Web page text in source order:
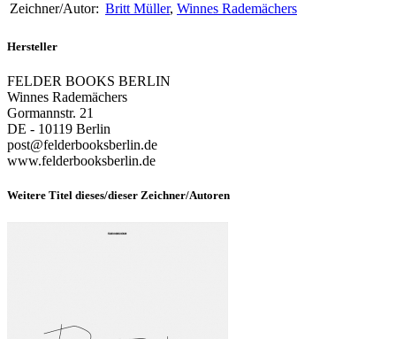
Zeichner/Autor: Britt Müller, Winnes Rademächers
Hersteller
FELDER BOOKS BERLIN
Winnes Rademächers
Gormannstr. 21
DE - 10119 Berlin
post@felderbooksberlin.de
www.felderbooksberlin.de
Weitere Titel dieses/dieser Zeichner/Autoren